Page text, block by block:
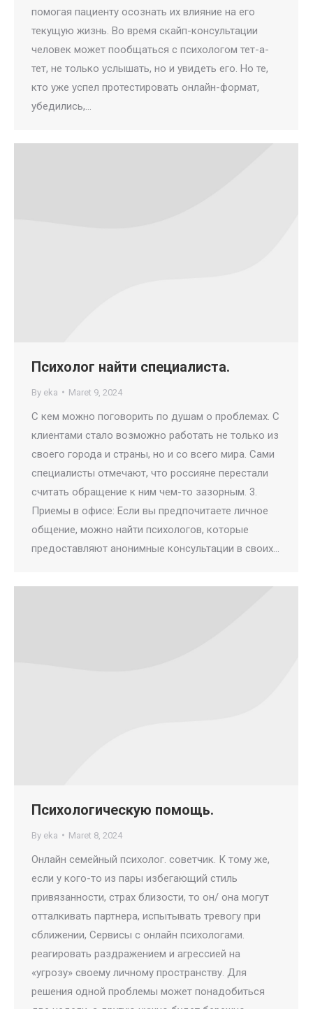
помогая пациенту осознать их влияние на его
текущую жизнь. Во время скайп-консультации
человек может пообщаться с психологом тет-а-
тет, не только услышать, но и увидеть его. Но те,
кто уже успел протестировать онлайн-формат,
убедились,…
Психолог найти специалиста.
By eka Maret 9, 2024
С кем можно поговорить по душам о проблемах. С
клиентами стало возможно работать не только из
своего города и страны, но и со всего мира. Сами
специалисты отмечают, что россияне перестали
считать обращение к ним чем-то зазорным. 3.
Приемы в офисе: Если вы предпочитаете личное
общение, можно найти психологов, которые
предоставляют анонимные консультации в своих…
Психологическую помощь.
By eka Maret 8, 2024
Онлайн семейный психолог. советчик. К тому же,
если у кого-то из пары избегающий стиль
привязанности, страх близости, то он/ она могут
отталкивать партнера, испытывать тревогу при
сближении, Сервисы с онлайн психологами.
реагировать раздражением и агрессией на
«угрозу» своему личному пространству. Для
решения одной проблемы может понадобиться